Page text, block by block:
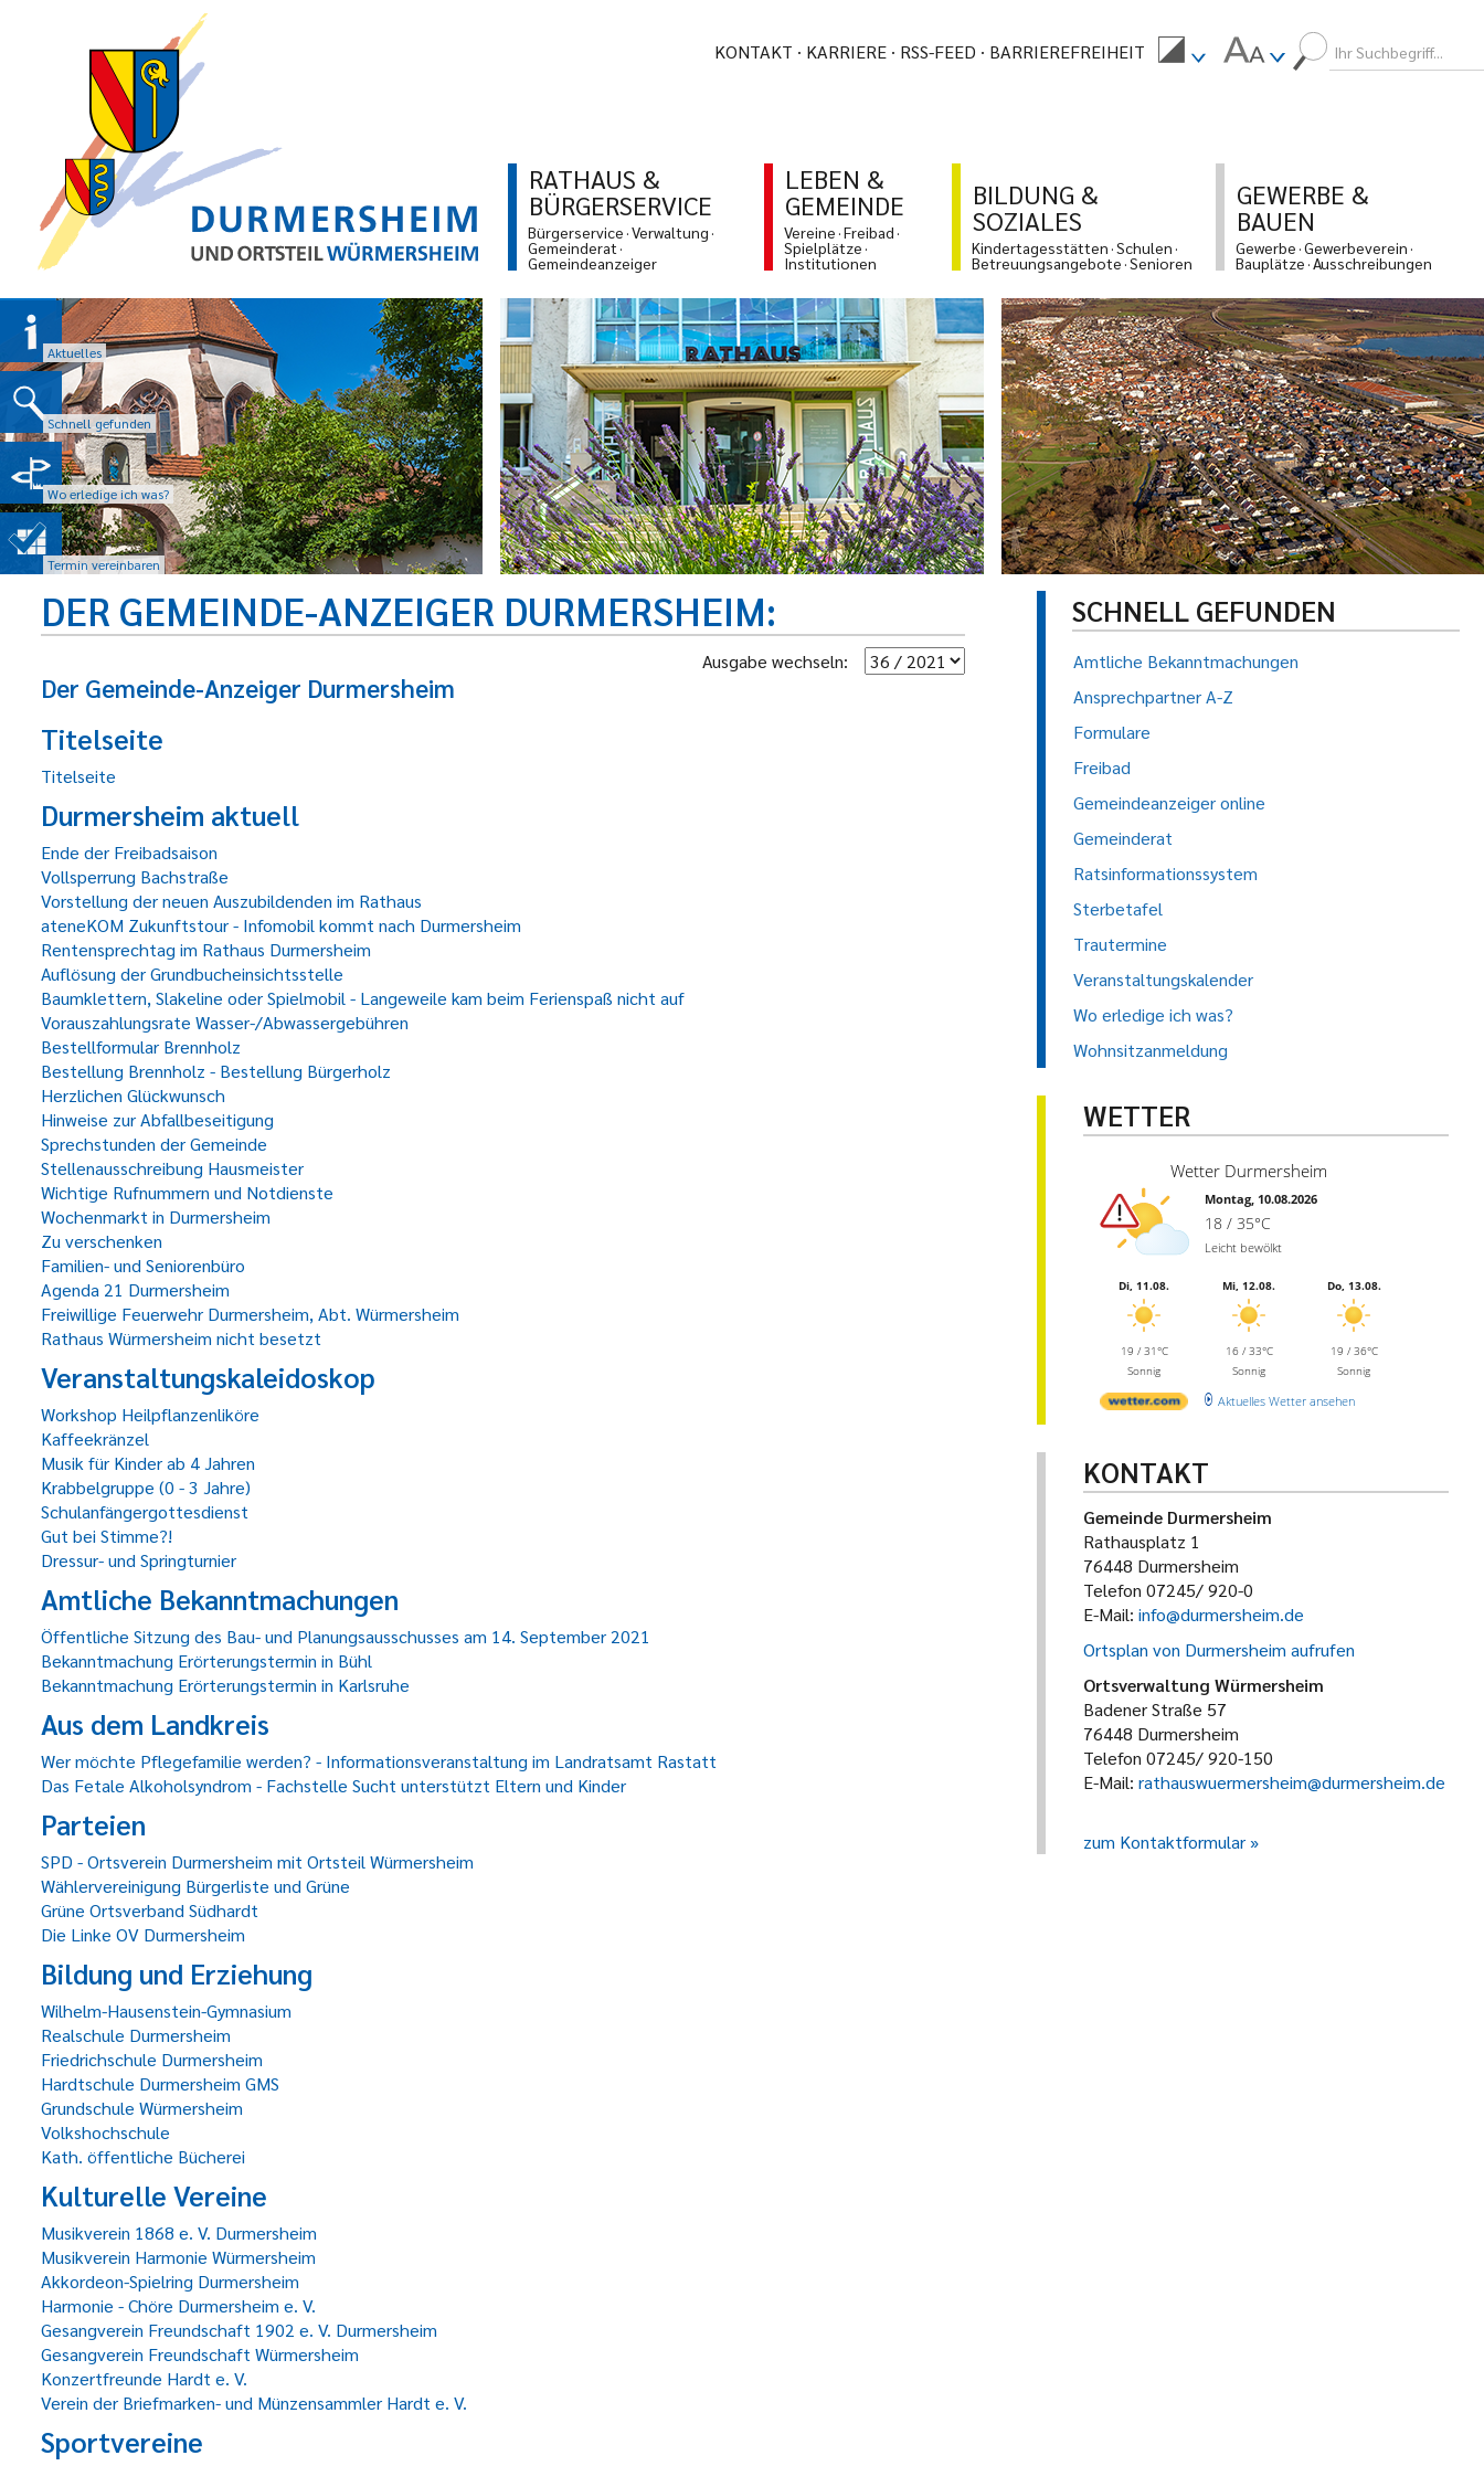
KONTAKT KARRIERE RSS-FEED BARRIEREFREIHEIT
RATHAUS &
BÜRGERSERVICE
Bürgerservice Verwaltung
Gemeinderat
Gemeindeanzeiger
LEBEN &
GEMEINDE
Vereine Freibad
Spielplätze
Institutionen
BILDUNG &
SOZIALES
Kindertagesstätten Schulen
Betreuungsangebote Senioren
GEWERBE &
BAUEN
Gewerbe Gewerbeverein
Bauplätze Ausschreibungen
Aktuelles
Schnell gefunden
Wo erledige ich was?
Termin vereinbaren
DER GEMEINDE-ANZEIGER DURMERSHEIM
Ausgabe wechseln:
Der Gemeinde-Anzeiger Durmersheim
Titelseite
Titelseite
Durmersheim aktuell
Ende der Freibadsaison
Vollsperrung Bachstraße
Vorstellung der neuen Auszubildenden im Rathaus
ateneKOM Zukunftstour - Infomobil kommt nach Durmersheim
Rentensprechtag im Rathaus Durmersheim
Auflösung der Grundbucheinsichtsstelle
Baumklettern, Slakeline oder Spielmobil - Langeweile kam beim Ferienspaß nicht auf
Vorauszahlungsrate Wasser-/Abwassergebühren
Bestellformular Brennholz
Bestellung Brennholz - Bestellung Bürgerholz
Herzlichen Glückwunsch
Hinweise zur Abfallbeseitigung
Sprechstunden der Gemeinde
Stellenausschreibung Hausmeister
Wichtige Rufnummern und Notdienste
Wochenmarkt in Durmersheim
Zu verschenken
Familien- und Seniorenbüro
Agenda 21 Durmersheim
Freiwillige Feuerwehr Durmersheim, Abt. Würmersheim
Rathaus Würmersheim nicht besetzt
Veranstaltungskaleidoskop
Workshop Heilpflanzenliköre
Kaffeekränzel
Musik für Kinder ab 4 Jahren
Krabbelgruppe (0 - 3 Jahre)
Schulanfängergottesdienst
Gut bei Stimme?!
Dressur- und Springturnier
Amtliche Bekanntmachungen
Öffentliche Sitzung des Bau- und Planungsausschusses am 14. September 2021
Bekanntmachung Erörterungstermin in Bühl
Bekanntmachung Erörterungstermin in Karlsruhe
Aus dem Landkreis
Wer möchte Pflegefamilie werden? - Informationsveranstaltung im Landratsamt Rastatt
Das Fetale Alkoholsyndrom - Fachstelle Sucht unterstützt Eltern und Kinder
Parteien
SPD - Ortsverein Durmersheim mit Ortsteil Würmersheim
Wählervereinigung Bürgerliste und Grüne
Grüne Ortsverband Südhardt
Die Linke OV Durmersheim
Bildung und Erziehung
Wilhelm-Hausenstein-Gymnasium
Realschule Durmersheim
Friedrichschule Durmersheim
Hardtschule Durmersheim GMS
Grundschule Würmersheim
Volkshochschule
Kath. öffentliche Bücherei
Kulturelle Vereine
Musikverein 1868 e. V. Durmersheim
Musikverein Harmonie Würmersheim
Akkordeon-Spielring Durmersheim
Harmonie - Chöre Durmersheim e. V.
Gesangverein Freundschaft 1902 e. V. Durmersheim
Gesangverein Freundschaft Würmersheim
Konzertfreunde Hardt e. V.
Verein der Briefmarken- und Münzensammler Hardt e. V.
Sportvereine
SCHNELL GEFUNDEN
Amtliche Bekanntmachungen
Ansprechpartner A-Z
Formulare
Freibad
Gemeindeanzeiger online
Gemeinderat
Ratsinformationssystem
Sterbetafel
Trautermine
Veranstaltungskalender
Wo erledige ich was?
Wohnsitzanmeldung
WETTER
Wetter Durmersheim
Montag, 10.08.2026
18 / 35°C
Leicht bewölkt
Di, 11.08.
19 / 31°C
Sonnig
Mi, 12.08.
16 / 33°C
Sonnig
Do, 13.08.
19 / 36°C
Sonnig
Aktuelles Wetter ansehen
KONTAKT
Gemeinde Durmersheim
Rathausplatz 1
76448 Durmersheim
Telefon 07245/ 920-0
E-Mail: info@durmersheim.de
Ortsplan von Durmersheim aufrufen
Ortsverwaltung Würmersheim
Badener Straße 57
76448 Durmersheim
Telefon 07245/ 920-150
E-Mail: rathauswuermersheim@durmersheim.de
zum Kontaktformular